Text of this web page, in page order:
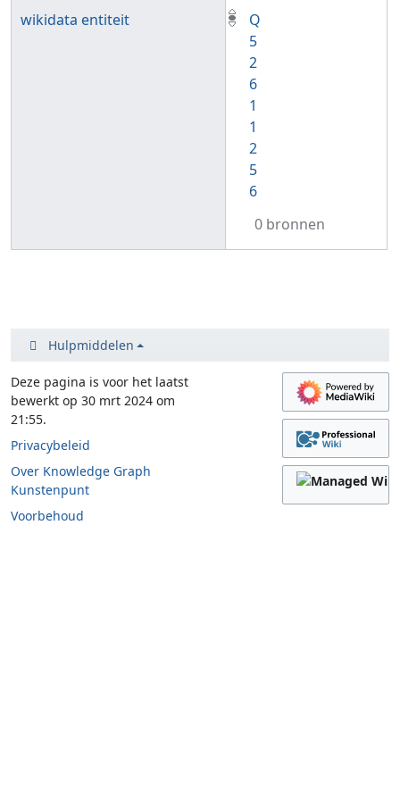
wikidata entiteit
Q
5
2
6
1
1
2
5
6
0 bronnen
Hulpmiddelen
Deze pagina is voor het laatst
bewerkt op 30 mrt 2024 om
21:55.
Privacybeleid
Over Knowledge Graph
Kunstenpunt
Voorbehoud